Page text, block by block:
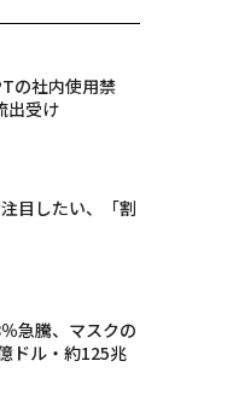
の社内使用禁
出受け
目したい、「割
急騰、マスクの
ドル・約125兆